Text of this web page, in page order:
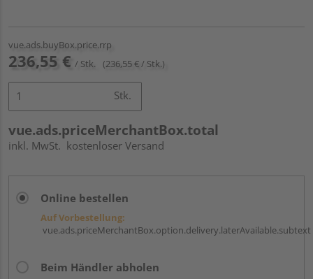
vue.ads.buyBox.price.rrp
236,55 € / Stk. (236,55 € / Stk.)
Stk.
vue.ads.priceMerchantBox.total
inkl. MwSt. kostenloser Versand
Online bestellen
Auf Vorbestellung:
vue.ads.priceMerchantBox.option.delivery.laterAvailable.subtext
Beim Händler abholen